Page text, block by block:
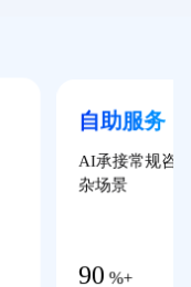
自助服务
AI承接常规咨
杂场景
90 %+